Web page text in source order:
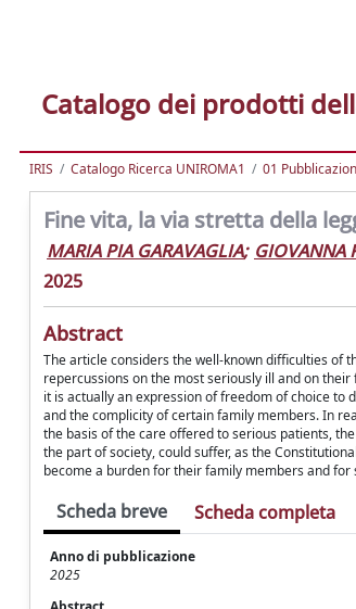
Catalogo dei prodotti
IRIS Catalogo Ricerca UNIROMA1 01
Fine vita, la via stretta della
MARIA PIA GARAVAGLIA; GIOVANNA
2025
Abstract
The article considers the well-known difficulties of
repercussions on the most seriously ill and on
it is actually an expression of freedom of choice
and the complicity of certain family members. In
the basis of the care offered to serious patients,
the part of society, could suffer, as the
become a burden for their family members and
Scheda breve Scheda completa
Anno di pubblicazione
2025